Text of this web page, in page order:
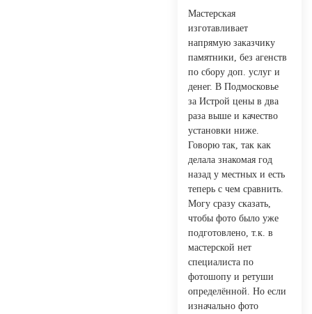
Мастерская
изготавливает
напрямую заказчику
памятники, без агенств
по сбору доп. услуг и
денег. В Подмосковье
за Истрой цены в два
раза выше и качество
установки ниже.
Говорю так, так как
делала знакомая год
назад у местных и есть
теперь с чем сравнить.
Могу сразу сказать,
чтобы фото было уже
подготовлено, т.к. в
мастерской нет
специалиста по
фотошопу и ретуши
определённой. Но если
изначально фото